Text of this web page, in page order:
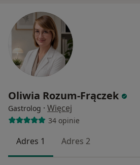
Oliwia Rozum-Frączek
Gastrolog · Więcej
34 opinie
Adres 1 Adres 2